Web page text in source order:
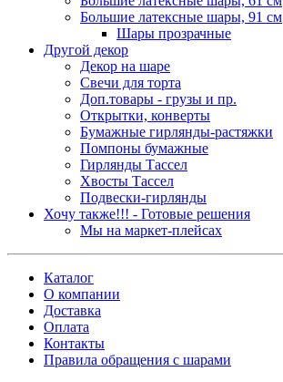
Большие латексные шары, 91 см
Шары прозрачные
Другой декор
Декор на шаре
Свечи для торта
Доп.товары - грузы и пр.
Открытки, конверты
Бумажные гирлянды-растяжки
Помпоны бумажные
Гирлянды Тассел
Хвосты Тассел
Подвески-гирлянды
Хочу также!!! - Готовые решения
Мы на маркет-плейсах
Каталог
О компании
Доставка
Оплата
Контакты
Правила обращения с шарами